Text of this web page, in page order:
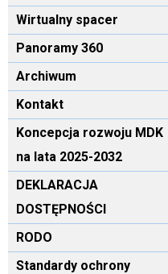
Wirtualny spacer
Panoramy 360
Archiwum
Kontakt
Koncepcja rozwoju MDK
na lata 2025-2032
DEKLARACJA
DOSTĘPNOŚCI
RODO
Standardy ochrony